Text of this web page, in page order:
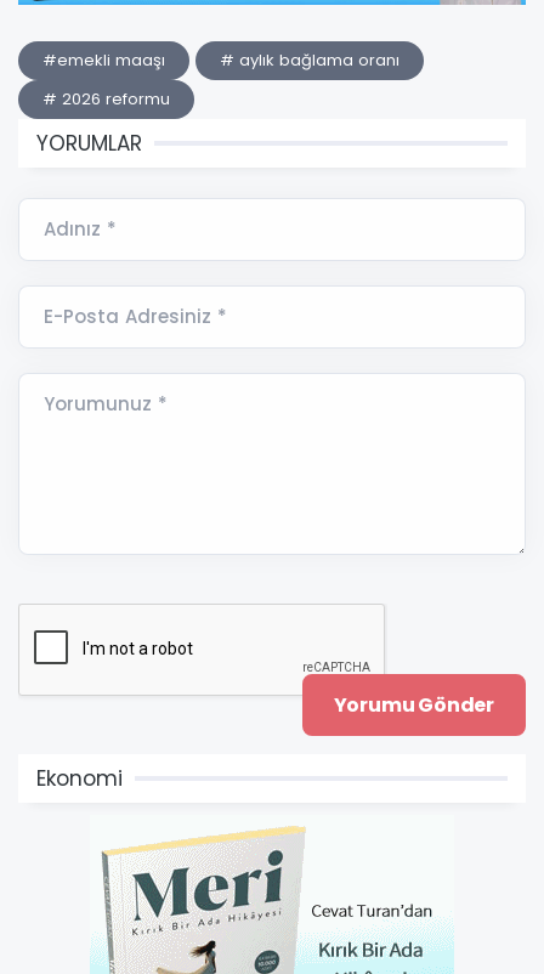
#emekli maaşı
# aylık bağlama oranı
# 2026 reformu
YORUMLAR
Adınız *
E-Posta Adresiniz *
Yorumunuz *
Ekonomi